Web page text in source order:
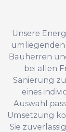
Unsere
umliegenden
Bauherren
bei allen
Sanierung
eines
Auswahl
Umsetzung
Sie